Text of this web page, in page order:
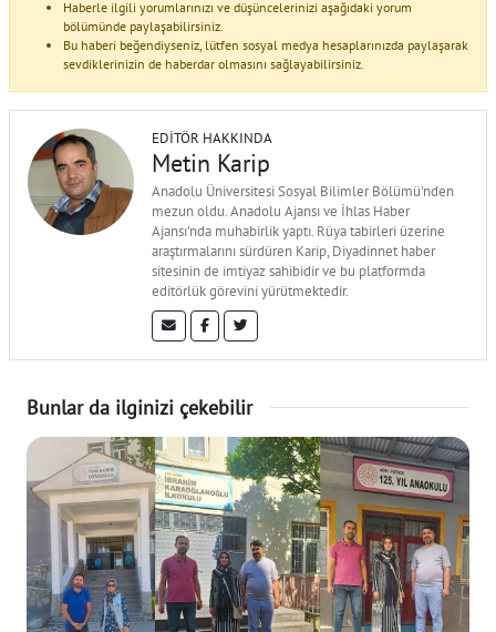
Haberle ilgili yorumlarınızı ve düşüncelerinizi aşağıdaki yorum
bölümünde paylaşabilirsiniz.
Bu haberi beğendiyseniz, lütfen sosyal medya hesaplarınızda paylaşarak
sevdiklerinizin de haberdar olmasını sağlayabilirsiniz.
EDITÖR HAKKINDA
Metin Karip
Anadolu Üniversitesi Sosyal Bilimler Bölümü'nden
mezun oldu. Anadolu Ajansı ve İhlas Haber
Ajansı'nda muhabirlik yaptı. Rüya tabirleri üzerine
araştırmalarını sürdüren Karip, Diyadinnet haber
sitesinin de imtiyaz sahibidir ve bu platformda
editörlük görevini yürütmektedir.
Bunlar da ilginizi çekebilir